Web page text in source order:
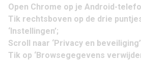
Open Chrome op je Android-
Tik rechtsboven op de drie
‘Instellingen’;
Scroll naar ‘Privacy en
Tik op ‘Browsegegevens